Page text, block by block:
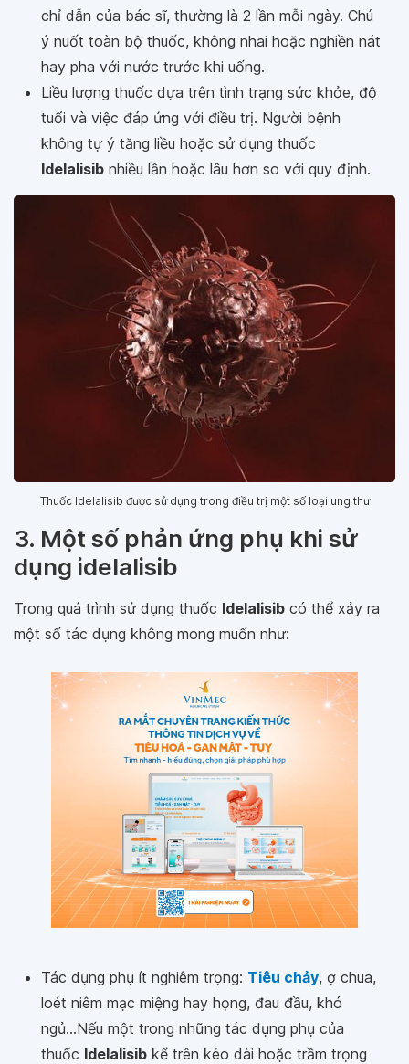
chỉ dẫn của bác sĩ, thường là 2 lần mỗi ngày. Chú
ý nuốt toàn bộ thuốc, không nhai hoặc nghiền nát
hay pha với nước trước khi uống.
Liều lượng thuốc dựa trên tình trạng sức khỏe, độ
tuổi và việc đáp ứng với điều trị. Người bệnh
không tự ý tăng liều hoặc sử dụng thuốc
Idelalisib nhiều lần hoặc lâu hơn so với quy định.
Thuốc Idelalisib được sử dụng trong điều trị một số loại ung thư
3. Một số phản ứng phụ khi sử
dụng idelalisib
Trong quá trình sử dụng thuốc Idelalisib có thể xảy ra
một số tác dụng không mong muốn như:
Tác dụng phụ ít nghiêm trọng: Tiêu chảy, ợ chua,
loét niêm mạc miệng hay họng, đau đầu, khó
ngủ...Nếu một trong những tác dụng phụ của
thuốc Idelalisib kể trên kéo dài hoặc trầm trọng